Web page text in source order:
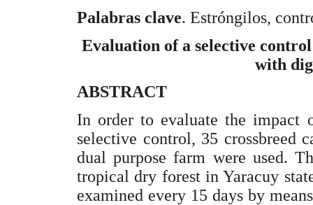
Palabras clave. Estróngilos,
Evaluation of a selective
with
ABSTRACT
In order to evaluate the impact
selective control, 35 crossbreed
dual purpose farm were used.
tropical dry forest in Yaracuy
examined every 15 days by